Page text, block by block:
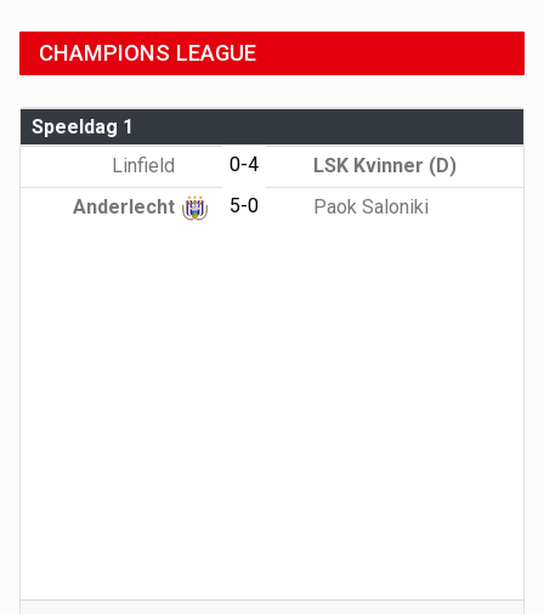
CHAMPIONS LEAGUE
Speeldag 1
Linfield
0-4
LSK Kvinner (D)
Anderlecht
5-0 Paok Saloniki